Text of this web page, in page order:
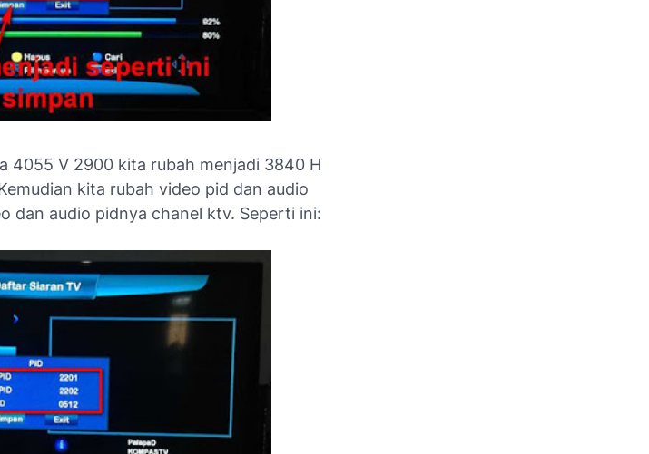
4055 V 2900 kita rubah menjadi 3840 H
kita rubah video pid dan audio
dan audio pidnya chanel ktv. Seperti ini: